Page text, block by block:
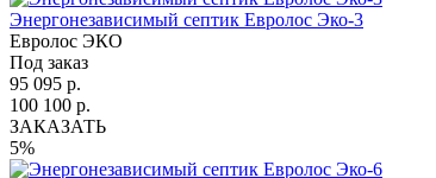
Энергонезависимый септик Евролос Эко-3
Евролос ЭКО
Под заказ
95 095 р.
100 100 р.
ЗАКАЗАТЬ
5%